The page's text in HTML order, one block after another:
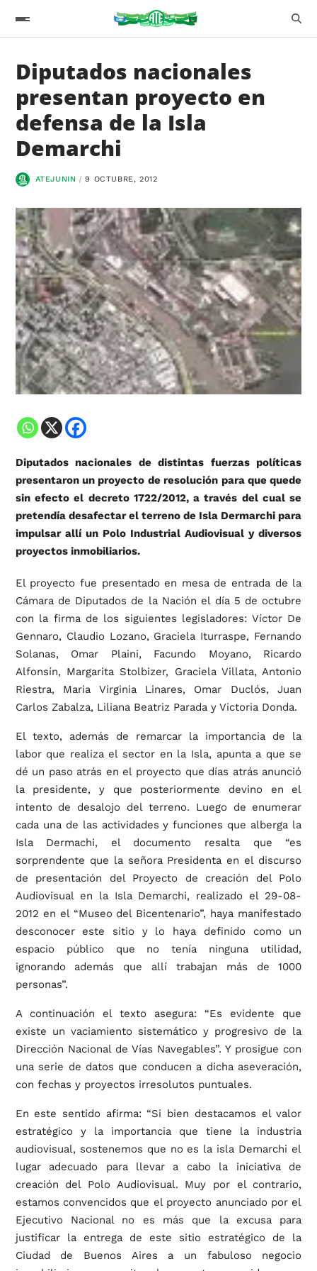
Diputados nacionales
presentan proyecto en
defensa de la Isla
Demarchi
ATEJUNIN 9 OCTUBRE, 2012
Diputados nacionales de distintas fuerzas políticas
presentaron un proyecto de resolución para que quede
sin efecto el decreto 1722/2012, a través del cual se
pretendía desafectar el terreno de Isla Dermarchi para
impulsar allí un Polo Industrial Audiovisual y diversos
proyectos inmobiliarios.
El proyecto fue presentado en mesa de entrada de la
Cámara de Diputados de la Nación el día 5 de octubre
con la firma de los siguientes legisladores: Víctor De
Gennaro, Claudio Lozano, Graciela Iturraspe, Fernando
Solanas, Omar Plaini, Facundo Moyano, Ricardo
Alfonsín, Margarita Stolbizer, Graciela Villata, Antonio
Riestra, Maria Virginia Linares, Omar Duclós, Juan
Carlos Zabalza, Liliana Beatriz Parada y Victoria Donda.
El texto, además de remarcar la importancia de la
labor que realiza el sector en la Isla, apunta a que se
dé un paso atrás en el proyecto que días atrás anunció
la presidente, y que posteriormente devino en el
intento de desalojo del terreno. Luego de enumerar
cada una de las actividades y funciones que alberga la
Isla Dermachi, el documento resalta que “es
sorprendente que la señora Presidenta en el discurso
de presentación del Proyecto de creación del Polo
Audiovisual en la Isla Demarchi, realizado el 29-08-
2012 en el “Museo del Bicentenario”, haya manifestado
desconocer este sitio y lo haya definido como un
espacio público que no tenía ninguna utilidad,
ignorando además que allí trabajan más de 1000
personas”.
A continuación el texto asegura: “Es evidente que
existe un vaciamiento sistemático y progresivo de la
Dirección Nacional de Vías Navegables”. Y prosigue con
una serie de datos que conducen a dicha aseveración,
con fechas y proyectos irresolutos puntuales.
En este sentido afirma: “Si bien destacamos el valor
estratégico y la importancia que tiene la industria
audiovisual, sostenemos que no es la isla Demarchi el
lugar adecuado para llevar a cabo la iniciativa de
creación del Polo Audiovisual. Muy por el contrario,
estamos convencidos que el proyecto anunciado por el
Ejecutivo Nacional no es más que la excusa para
justificar la entrega de este sitio estratégico de la
Ciudad de Buenos Aires a un fabuloso negocio